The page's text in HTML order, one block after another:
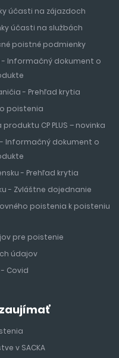
účasti na zájazdoch
účasti na službách
poistné podmienky
Informačný dokument o
- Prehľad krytia
poistenia
CP PLUS – novinka
Informačný dokument o
- Prehľad krytia
- Zvláštne dojednanie
poistenia k poisteniu
pre poistenie
údajov
Covid
v SACKA